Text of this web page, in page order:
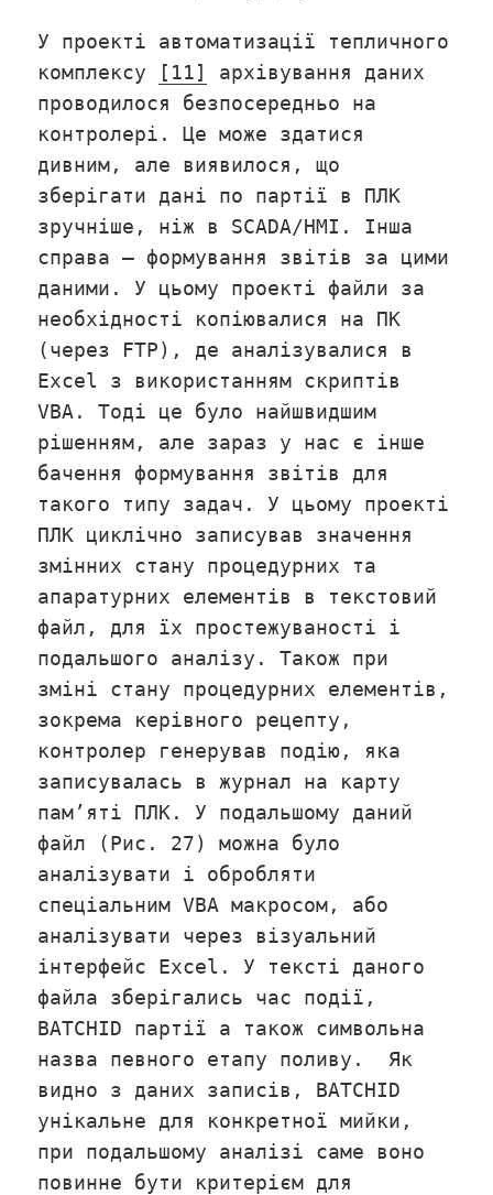
У проекті автоматизації тепличного
комплексу
[11]
архівування даних
проводилося безпосередньо на
контролері. Це може здатися
дивним, але виявилося, що
зберігати дані по партії в ПЛК
зручніше, ніж в SCADA/HMI. Інша
справа – формування звітів за цими
даними. У цьому проекті файли за
необхідності копіювалися на ПК
(через FTP), де аналізувалися в
Excel з використанням скриптів
VBA. Тоді це було найшвидшим
рішенням, але зараз у нас є інше
бачення формування звітів для
такого типу задач. У цьому проекті
ПЛК циклічно записував значення
змінних стану процедурних та
апаратурних елементів в текстовий
файл, для їх простежуваності і
подальшого аналізу. Також при
зміні стану процедурних елементів,
зокрема керівного рецепту,
контролер генерував подію, яка
записувалась в журнал на карту
пам’яті ПЛК. У подальшому даний
файл (Рис. 27) можна було
аналізувати і обробляти
спеціальним VBA макросом, або
аналізувати через візуальний
інтерфейс Excel. У тексті даного
файла зберігались час події,
BATCHID партії а також символьна
назва певного етапу поливу. Як
видно з даних записів, BATCHID
унікальне для конкретної мийки,
при подальшому аналізі саме воно
повинне бути критерієм для